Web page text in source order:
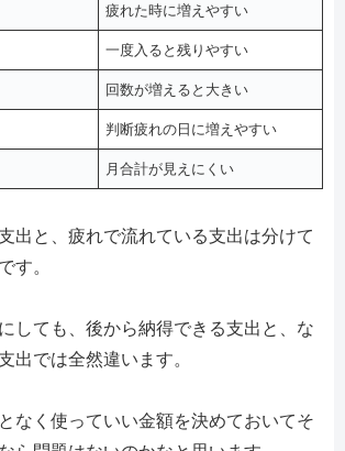
疲れた時に増えやすい
一度入ると残りやすい
回数が増えると大きい
判断疲れの日に増えやすい
月合計が見えにくい
出と、疲れで流れている支出は分けて
す。
しても、後から納得できる支出と、な
出では全然違います。
なく使っていい金額を決めておいてそ